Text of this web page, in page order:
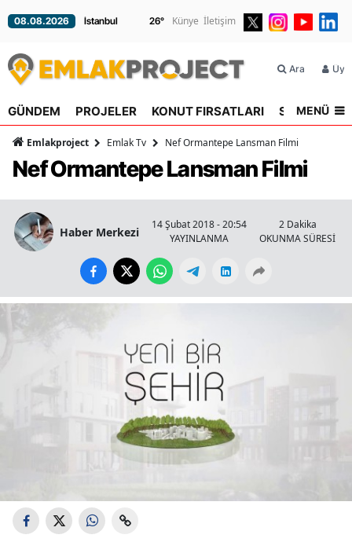
08.08.2026 26° Künye İletişim
Ara
GÜNDEM PROJELER KONUT FIRSATLARI SEKTÖR
MENÜ
Emlakproject Emlak Tv Nef Ormantepe Lansman Filmi
Nef Ormantepe Lansman Filmi
Haber Merkezi
14 Şubat 2018 - 20:54
YAYINLANMA
2 Dakika
OKUNMA SÜRESİ